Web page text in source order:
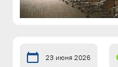
23 июня 2026